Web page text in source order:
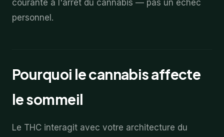
courante à l'arrêt du cannabis — pas un échec
personnel.
Pourquoi le cannabis affecte
le sommeil
Le THC interagit avec votre architecture du